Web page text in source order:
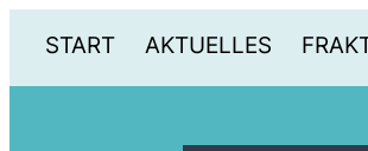
START AKTUELLES